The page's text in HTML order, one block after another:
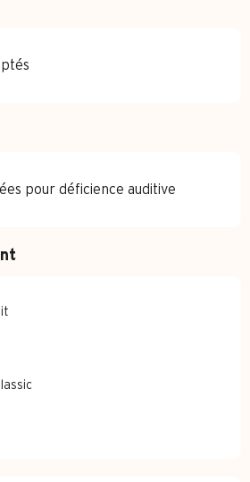
pour déficience auditive